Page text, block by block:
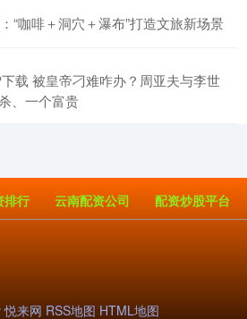
“咖啡＋洞穴＋瀑布”打造文旅新场景
载 被皇帝刁难咋办？周亚夫与李世
、一个富贵
排行 云南配资公司 配资炒股平台
悦来网 RSS地图 HTML地图